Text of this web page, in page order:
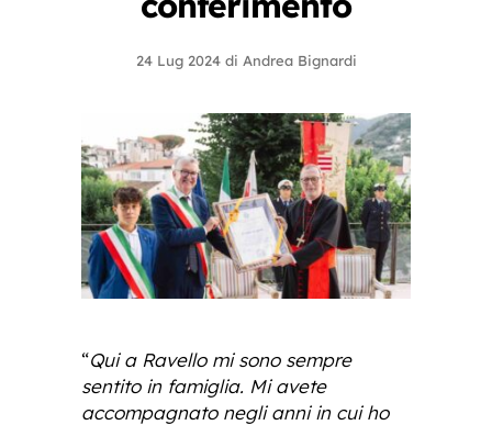
24 Lug 2024 di Andrea Bignardi
“Qui a Ravello mi sono sempre
sentito in famiglia. Mi avete
accompagnato negli anni in cui ho